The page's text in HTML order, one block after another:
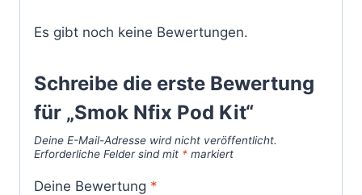
Es gibt noch keine Bewertungen.
Schreibe die erste Bewertung
für „Smok Nfix Pod Kit“
Deine E-Mail-Adresse wird nicht veröffentlicht.
Erforderliche Felder sind mit * markiert
Deine Bewertung *